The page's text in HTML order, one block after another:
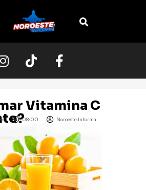
Vitamina C
08:00 Noroeste Informa